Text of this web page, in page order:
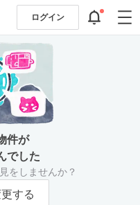
ログイン
件が
でした
をしませんか？
する